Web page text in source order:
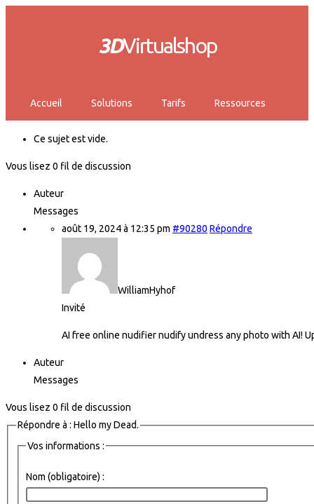
3DVirtualshop
Accueil Solutions Tarifs Ressources
Ce sujet est vide.
Vous lisez 0 fil de discussion
Auteur
Messages
août 19, 2024 à 12:35 pm #90280 Répondre
WilliamHyhof
Invité
AI free online nudifiernudify undress any photo with AI!
Auteur
Messages
Vous lisez 0 fil de discussion
Répondre à : Hello my Dead.
Vos informations :
Nom (obligatoire) :